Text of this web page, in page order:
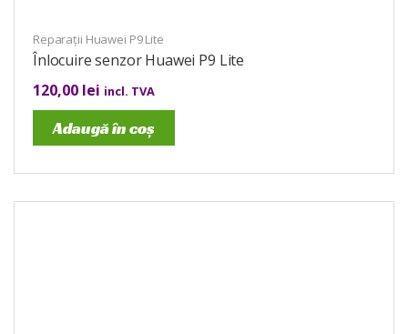
Reparații Huawei P9 Lite
Înlocuire senzor Huawei P9 Lite
120,00 lei incl. TVA
Adaugă în coș